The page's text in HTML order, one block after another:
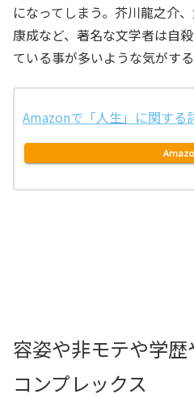
になってしまう。芥川龍之介
康成など、著名な文学者は自
ている事が多いような気がする
Amazonで「人生」に関する
容姿や非モテや学
コンプレックス